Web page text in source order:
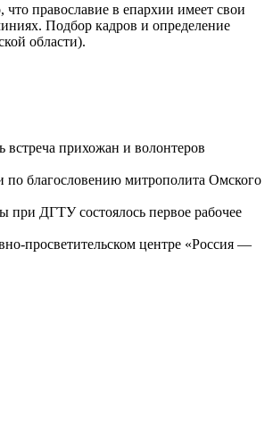
православие в епархии имеет свои
Подбор кадров и определение
области).
встреча прихожан и волонтеров
по благословению митрополита Омского
при ДГТУ состоялось первое рабочее
просветительском центре «Россия —